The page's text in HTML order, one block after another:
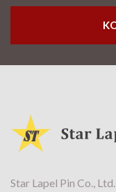
Star Lapel Pin Co.,